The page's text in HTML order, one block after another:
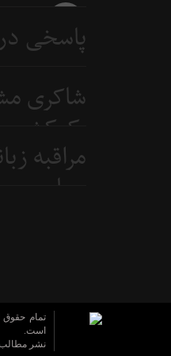
پاسخی
6 روز
شاکری
یک‌کشور
ابرقدرت
مراقبه
سیاسی
تمام حقوق
است.
نشر مطالب